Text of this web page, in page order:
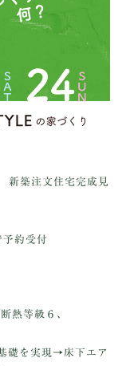
築注文住宅完成見
約受付
熱等級６、
礎を実現→床下エア